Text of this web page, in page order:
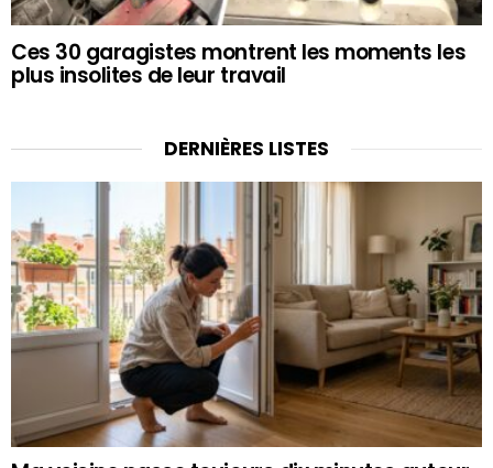
Ces 30 garagistes montrent les moments les
plus insolites de leur travail
DERNIÈRES LISTES